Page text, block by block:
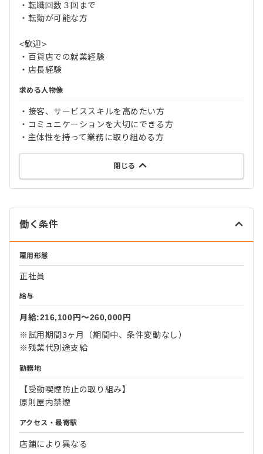
・転職回数３回まで
・転勤が可能な方
<歓迎>
・百貨店での就業経験
・店長経験
求める人物像
・接客、サービススキルを高めたい方
・コミュニケーションを大切にできる方
・主体性を持って業務に取り組める方
閉じる
働く条件
雇用形態
正社員
給与
月給:216,100円〜260,000円
※試用期間3ヶ月（期間中、条件変動なし）
※残業代別途支給
勤務地
【受動喫煙防止の取り組み】
原則屋内禁煙
アクセス・最寄駅
店舗により異なる